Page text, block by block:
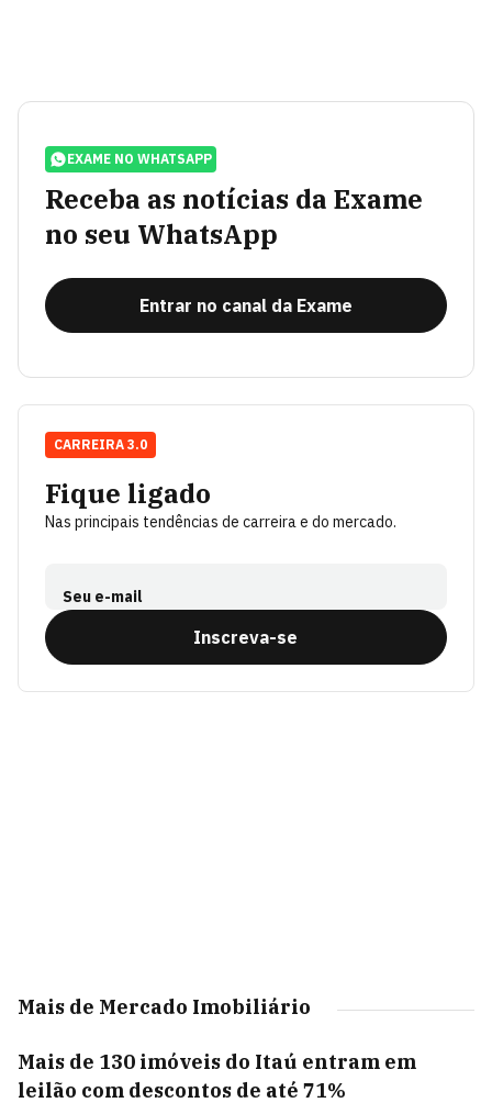
EXAME NO WHATSAPP
Receba as notícias da Exame
no seu WhatsApp
Entrar no canal da Exame
Fique ligado
Nas principais tendências de carreira e do mercado.
Seu e-mail
Inscreva-se
CARREIRA 3.0
Mais de Mercado Imobiliário
Mais de 130 imóveis do Itaú entram em
leilão com descontos de até 71%